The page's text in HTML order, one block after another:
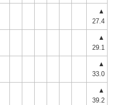
▲
27.4
▲
29.1
▲
33.0
▲
39.2